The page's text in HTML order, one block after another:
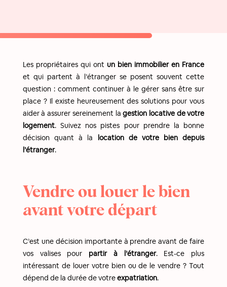
Les propriétaires qui ont un bien immobilier en France
et qui partent à l’étranger se posent souvent cette
question : comment continuer à le gérer sans être sur
place ? Il existe heureusement des solutions pour vous
aider à assurer sereinement lagestion locative de votre
logement. Suivez nos pistes pour prendre la bonne
décision quant à la location de votre bien depuis
l’étranger.
Vendre ou louer le bien
avant votre départ
C’est une décision importante à prendre avant de faire
vos valises pour partir à l’étranger. Est-ce plus
intéressant de louer votre bien ou de le vendre ? Tout
dépend de la durée de votreexpatriation.